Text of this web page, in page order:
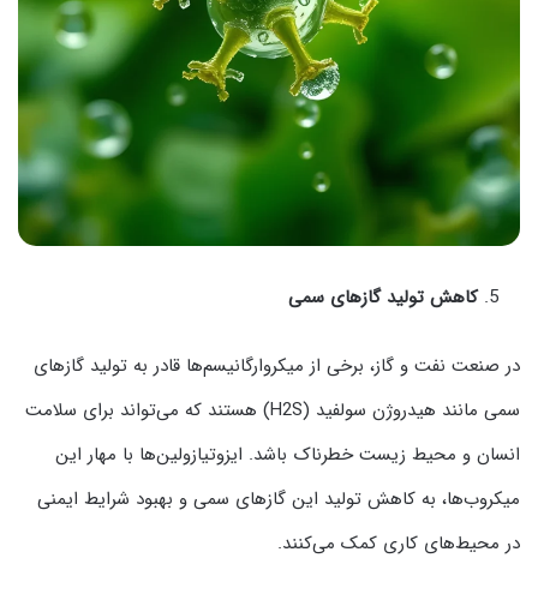
کاهش تولید گازهای سمی
در صنعت نفت و گاز، برخی از میکروارگانیسم‌ها قادر به تولید گازهای
سمی مانند هیدروژن سولفید (H2S) هستند که می‌تواند برای سلامت
انسان و محیط زیست خطرناک باشد. ایزوتیازولین‌ها با مهار این
میکروب‌ها، به کاهش تولید این گازهای سمی و بهبود شرایط ایمنی
در محیط‌های کاری کمک می‌کنند.